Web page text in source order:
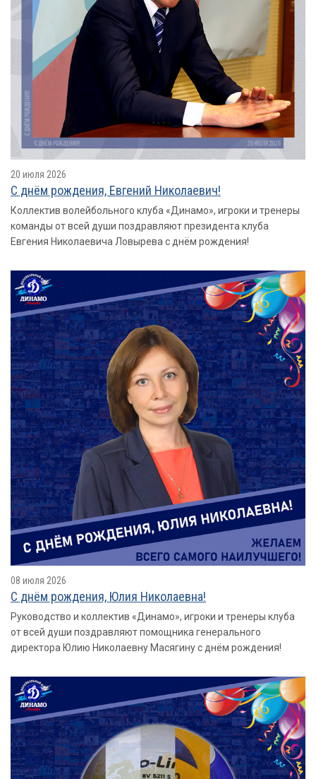
20 июля 2026
С днём рождения, Евгений Николаевич!
Коллектив волейбольного клуба «Динамо», игроки и тренеры
команды от всей души поздравляют президента клуба
Евгения Николаевича Ловырева с днём рождения!
08 июля 2026
С днём рождения, Юлия Николаевна!
Руководство и коллектив «Динамо», игроки и тренеры клуба
от всей души поздравляют помощника генерального
директора Юлию Николаевну Масягину с днём рождения!